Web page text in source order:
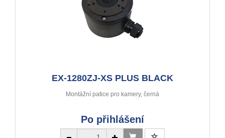
EX-1280ZJ-XS PLUS BLACK
Montážní patice pro kamery, černá
Po přihlášení